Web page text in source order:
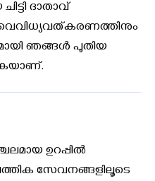
ദാതാവ്
ഞങ്ങൾ പുതിയ
ഉറപ്പിൽ
സേവനങ്ങളിലൂടെ